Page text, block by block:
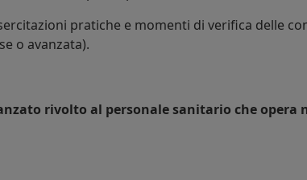
pratiche e momenti di verifica delle
o avanzata).
rivolto al personale sanitario che opera